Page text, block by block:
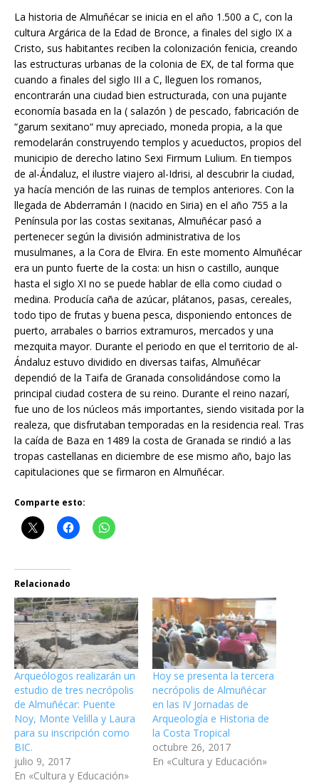
La historia de Almuñécar se inicia en el año 1.500 a C, con la
cultura Argárica de la Edad de Bronce, a finales del siglo IX a
Cristo, sus habitantes reciben la colonización fenicia, creando
las estructuras urbanas de la colonia de EX, de tal forma que
cuando a finales del siglo III a C, lleguen los romanos,
encontrarán una ciudad bien estructurada, con una pujante
economía basada en la ( salazón ) de pescado, fabricación de
“garum sexitano“ muy apreciado, moneda propia, a la que
remodelarán construyendo templos y acueductos, propios del
municipio de derecho latino Sexi Firmum Lulium. En tiempos
de al-Ándaluz, el ilustre viajero al-Idrisi, al descubrir la ciudad,
ya hacía mención de las ruinas de templos anteriores. Con la
llegada de Abderramán I (nacido en Siria) en el año 755 a la
Península por las costas sexitanas, Almuñécar pasó a
pertenecer según la división administrativa de los
musulmanes, a la Cora de Elvira. En este momento Almuñécar
era un punto fuerte de la costa: un hisn o castillo, aunque
hasta el siglo XI no se puede hablar de ella como ciudad o
medina. Producía caña de azúcar, plátanos, pasas, cereales,
todo tipo de frutas y buena pesca, disponiendo entonces de
puerto, arrabales o barrios extramuros, mercados y una
mezquita mayor. Durante el periodo en que el territorio de al-
Ándaluz estuvo dividido en diversas taifas, Almuñécar
dependió de la Taifa de Granada consolidándose como la
principal ciudad costera de su reino. Durante el reino nazarí,
fue uno de los núcleos más importantes, siendo visitada por la
realeza, que disfrutaban temporadas en la residencia real. Tras
la caída de Baza en 1489 la costa de Granada se rindió a las
tropas castellanas en diciembre de ese mismo año, bajo las
capitulaciones que se firmaron en Almuñécar.
Comparte esto:
Relacionado
Arqueólogos realizarán un
estudio de tres necrópolis
de Almuñécar: Puente
Noy, Monte Velilla y Laura
para su inscripción como
BIC.
julio 9, 2017
En «Cultura y Educación»
Hoy se presenta la tercera
necrópolis de Almuñécar
en las IV Jornadas de
Arqueología e Historia de
la Costa Tropical
octubre 26, 2017
En «Cultura y Educación»